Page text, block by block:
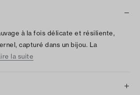
à la fois délicate et résiliente,
capturé dans un bijou. La
la suite